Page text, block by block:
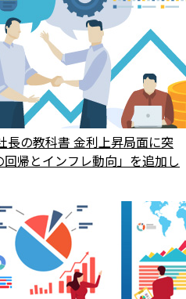
長の教科書 金利上昇局面に突
回帰とインフレ動向」を追加し